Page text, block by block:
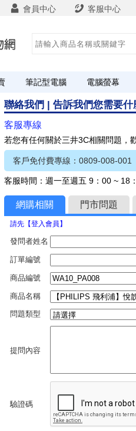
會員中心 客服中心
筆記型電腦 電腦螢幕
聯絡我們 | 告訴我們您需要什
客服專線
若您有任何關於三井3C相關問題，
客戶免付費專線：0809-008-001
客服時間：週一至週五 9：00 ~ 18
網購相關 門市問題
請先【登入會員】
發問者姓名
訂單編號
商品編號
商品名稱
問題類型
提問內容
驗證碼